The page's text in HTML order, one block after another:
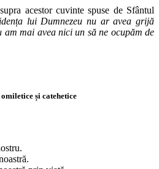
acestor cuvinte spuse de Sfântul
lui Dumnezeu nu ar avea grijă
am mai avea nici un să ne ocupăm de
și catehetice